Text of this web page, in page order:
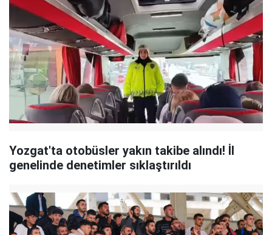
Yozgat'ta otobüsler yakın takibe alındı! İl
genelinde denetimler sıklaştırıldı